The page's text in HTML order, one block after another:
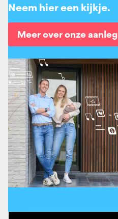
Neem hier een kijkje.
Meer over onze aanleg